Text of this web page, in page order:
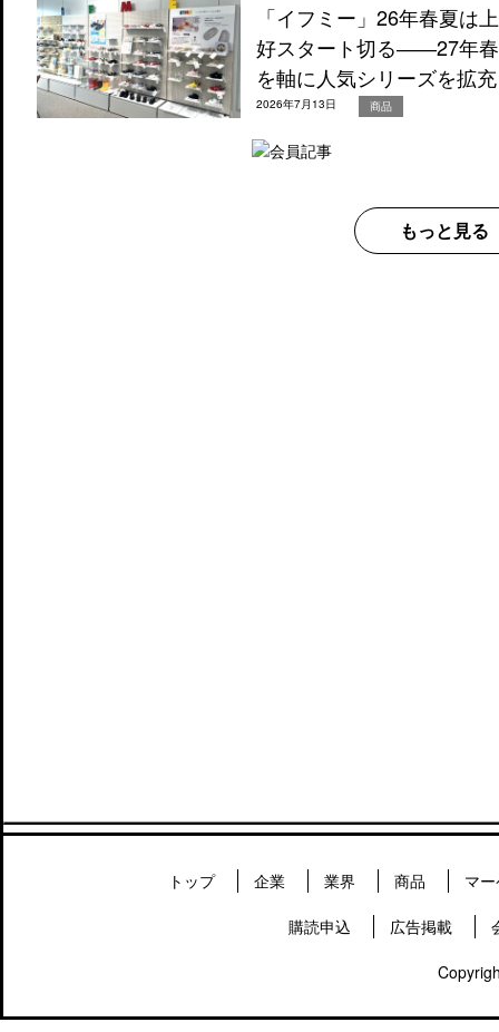
「イフミー」26年春夏は
好スタート切る――27年
を軸に人気シリーズを拡充
2026年7月13日 商品
もっと見る
トップ 企業 業界 商品 マ
購読申込 広告掲載